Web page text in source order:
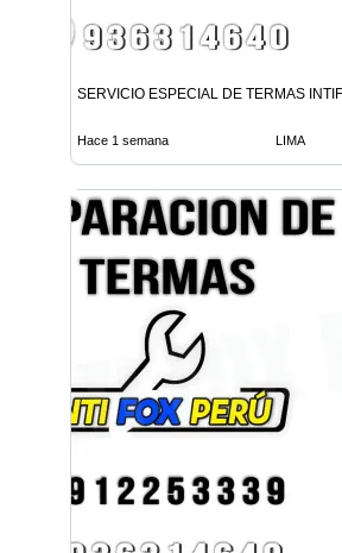
SERVICIO ESPECIAL DE TERMAS
Hace 1 semana LIMA